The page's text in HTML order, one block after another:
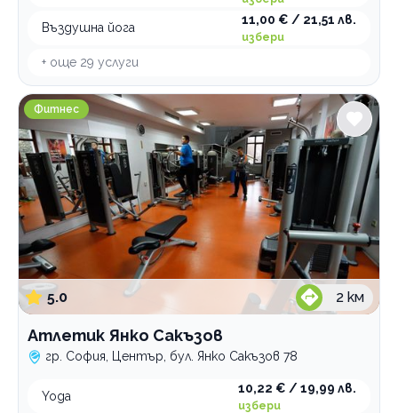
Въздушна йога
11,00 € / 21,51 лв.
избери
+ още 29 услуги
Атлетик Янко Сакъзов
Фитнес
5.0 2 км
Атлетик Янко Сакъзов
гр. София, Център, бул. Янко Сакъзов 78
Yoga
10,22 € / 19,99 лв.
избери
с уреди
тренировка
Бойни изкуства
Кондиционни тренировки
Групови тренировки
Тенис на маса
Шах
Бокс
Танци
Фитнес
Гимнастика
Катерене
Спортни лагери и програми
Спортна стрелба